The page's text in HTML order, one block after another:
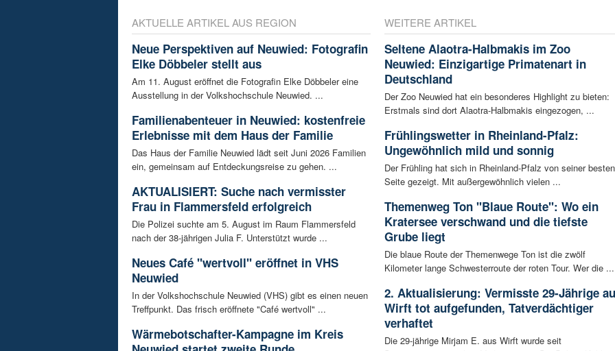
AKTUELLE ARTIKEL AUS REGION
Neue Perspektiven auf Neuwied: Fotografin
Elke Döbbeler stellt aus
Am 11. August eröffnet die Fotografin Elke Döbbeler eine
Ausstellung in der Volkshochschule Neuwied. ...
Familienabenteuer in Neuwied: kostenfreie
Erlebnisse mit dem Haus der Familie
Das Haus der Familie Neuwied lädt seit Juni 2026 Familien
ein, gemeinsam auf Entdeckungsreise zu gehen. ...
AKTUALISIERT: Suche nach vermisster
Frau in Flammersfeld erfolgreich
Die Polizei suchte am 5. August im Raum Flammersfeld
nach der 38-jährigen Julia F. Unterstützt wurde ...
Neues Café "wertvoll" eröffnet in VHS
Neuwied
In der Volkshochschule Neuwied (VHS) gibt es einen neuen
Treffpunkt. Das frisch eröffnete "Café wertvoll" ...
Wärmebotschafter-Kampagne im Kreis
WEITERE ARTIKEL
Seltene Alaotra-Halbmakis im Zoo
Neuwied: Einzigartige Primatenart in
Deutschland
Der Zoo Neuwied hat ein besonderes Highlight zu bieten:
Erstmals sind dort Alaotra-Halbmakis eingezogen, ...
Frühlingswetter in Rheinland-Pfalz:
Ungewöhnlich mild und sonnig
Der Frühling hat sich in Rheinland-Pfalz von seiner besten
Seite gezeigt. Mit außergewöhnlich vielen ...
Themenweg Ton "Blaue Route": Wo ein
Kratersee verschwand und die tiefste
Grube liegt
Die blaue Route der Themenwege Ton ist die zwölf
Kilometer lange Schwesterroute der roten Tour. Wer die ...
2. Aktualisierung: Vermisste 29-Jährige
Wirft tot aufgefunden, Tatverdächtiger
verhaftet
Die 29-jährige Mirjam E. aus Wirft wurde seit